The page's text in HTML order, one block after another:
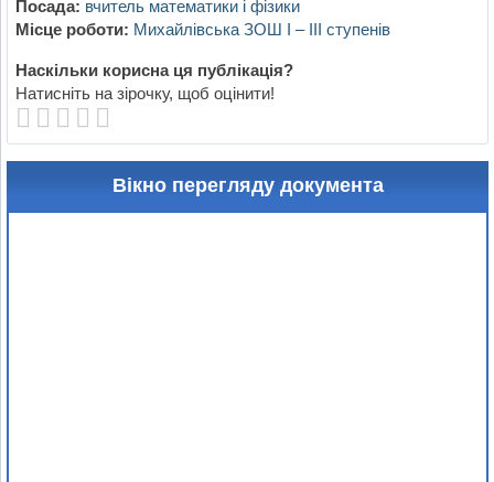
Посада: вчитель математики і фізики
Місце роботи: Михайлівська ЗОШ І – ІІІ ступенів
Наскільки корисна ця публікація?
Натисніть на зірочку, щоб оцінити!
Вікно перегляду документа